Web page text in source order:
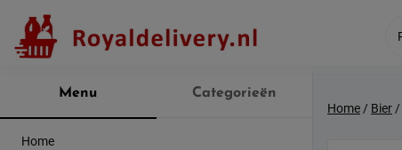
content
Menu Categorieën
Home
Home/ Bier/